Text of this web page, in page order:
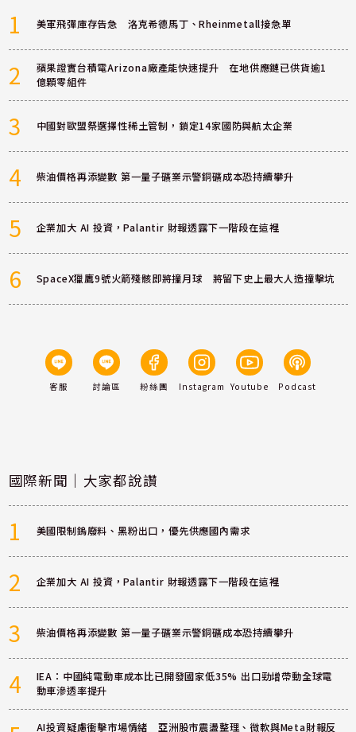
1 美軍飛彈庫存告急 洛克希德馬丁、Rheinmetall接急單
2
蘋果證實台積電Arizona廠產能快速提升 在地供應鏈已供貨逾1
億顆零組件
3 中國對歐盟祭選擇性稀土管制，鎖定14家國防與航太企業
4 柴油價格再添變數 第一量子礦業示警銅礦成本恐持續攀升
5 企業加大 AI 投資，Palantir 財報透露下一階段在這裡
6 SpaceX獵鷹9號火箭殘骸即將撞月球 將留下史上最大人造撞擊坑
客服 討論區 粉絲團 Instagram Youtube Podcast
國際新聞｜大家都說讚
1 美國限制鎢廢料、黑粉出口，優先供應國內需求
2 企業加大 AI 投資，Palantir 財報透露下一階段在這裡
3 柴油價格再添變數 第一量子礦業示警銅礦成本恐持續攀升
4
IEA：中國純電動車成本比已開發國家低35% 出口勁增帶動全球電
動車滲透率提升
AI投資疑慮衝擊市場情緒 亞洲股市震盪整理、微軟與Meta財報反